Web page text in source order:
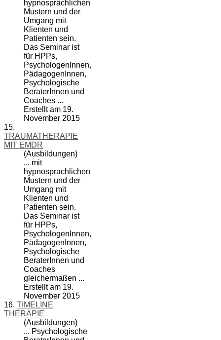
hypnosprachlichen
Mustern und der
Umgang mit
Klienten und
Patienten sein.
Das Seminar ist
für HPPs,
PsychologenInnen,
PädagogenInnen,
Psychologische
BeraterInnen und
Coaches ...
Erstellt am 19.
November 2015
15.
TRAUMATHERAPIE
MIT EMDR
(Ausbildungen)
... mit
hypnosprachlichen
Mustern und der
Umgang mit
Klienten und
Patienten sein.
Das Seminar ist
für HPPs,
PsychologenInnen,
PädagogenInnen,
Psychologische
BeraterInnen und
Coaches
gleichermaßen ...
Erstellt am 19.
November 2015
16. TIMELINE
THERAPIE
(Ausbildungen)
... Psychologische